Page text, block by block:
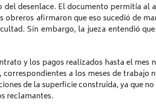
desenlace. El documento permitía al
afirmaron que eso sucedió de
Sin embargo, la jueza entendió
y los pagos realizados hasta el mes
a los meses de trabajo
de la superficie construida, ya que
reclamantes.